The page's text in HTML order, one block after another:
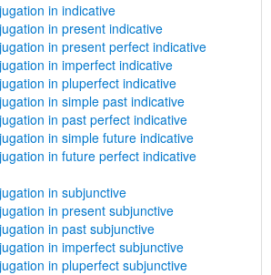
in indicative
in present indicative
in present perfect indicative
in imperfect indicative
in pluperfect indicative
in simple past indicative
in past perfect indicative
in simple future indicative
in future perfect indicative
in subjunctive
in present subjunctive
in past subjunctive
in imperfect subjunctive
in pluperfect subjunctive